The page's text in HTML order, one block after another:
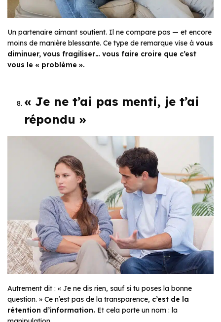
Un partenaire aimant soutient. Il ne compare pas — et encore
moins de manière blessante. Ce type de remarque vise à vous
diminuer, vous fragiliser… vous faire croire que c’est
vous le « problème ».
« Je ne t’ai pas menti, je t’ai
répondu »
Autrement dit : « Je ne dis rien, sauf si tu poses la bonne
question. » Ce n’est pas de la transparence, c’est de la
rétention d’information. Et cela porte un nom : la